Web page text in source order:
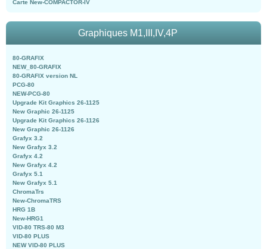
Carte New-COMPACTOR-IV
Graphiques M1,III,IV,4P
80-GRAFIX
NEW_80-GRAFIX
80-GRAFIX version NL
PCG-80
NEW-PCG-80
Upgrade Kit Graphics 26-1125
New Graphic 26-1125
Upgrade Kit Graphics 26-1126
New Graphic 26-1126
Grafyx 3.2
New Grafyx 3.2
Grafyx 4.2
New Grafyx 4.2
Grafyx 5.1
New Grafyx 5.1
ChromaTrs
New-ChromaTRS
HRG 1B
New-HRG1
VID-80 TRS-80 M3
VID-80 PLUS
NEW VID-80 PLUS